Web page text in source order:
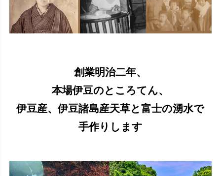
創業明治二年、
本場伊豆のところてん、
伊豆産、伊豆諸島産天草と富士の湧水で
手作りします